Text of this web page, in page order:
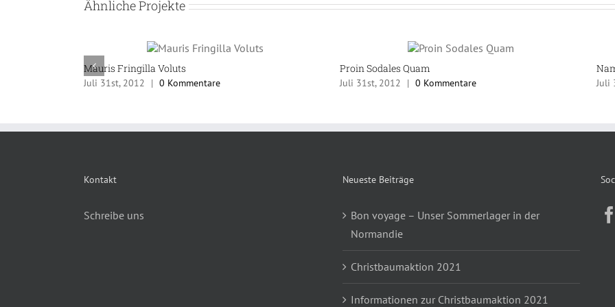
Ähnliche Projekte
Mauris Fringilla Voluts
Juli 31st, 2012 | 0 Kommentare
Proin Sodales Quam
Juli 31st, 2012 | 0 Kommentare Juli
Kontakt
Schreibe uns
Neueste Beiträge
Bon voyage – Unser Sommerlager in der
Normandie
Christbaumaktion 2021
Informationen zur Christbaumaktion 2021